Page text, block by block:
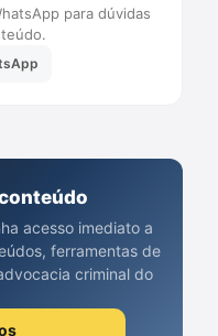
para dúvidas
acesso imediato a
ferramentas de
criminal do